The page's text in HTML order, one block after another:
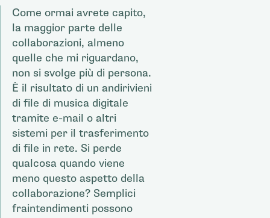
Come ormai avrete capito,
la maggior parte delle
collaborazioni, almeno
quelle che mi riguardano,
non si svolge più di persona.
È il risultato di un andirivieni
di file di musica digitale
tramite e-mail o altri
sistemi per il trasferimento
di file in rete. Si perde
qualcosa quando viene
meno questo aspetto della
collaborazione? Semplici
fraintendimenti possono